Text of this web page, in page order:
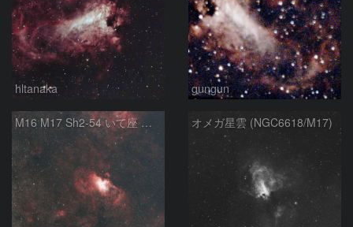
hltanaka gungun
M16 M17 Sh2-54 いて座 へび座 オメガ星雲 (NGC6618/M17)